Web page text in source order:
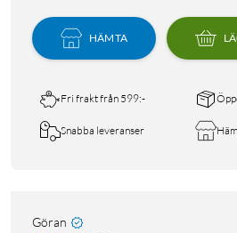
HÄMTA
Fri frakt från 599:-
Snabba leveranser
Göran